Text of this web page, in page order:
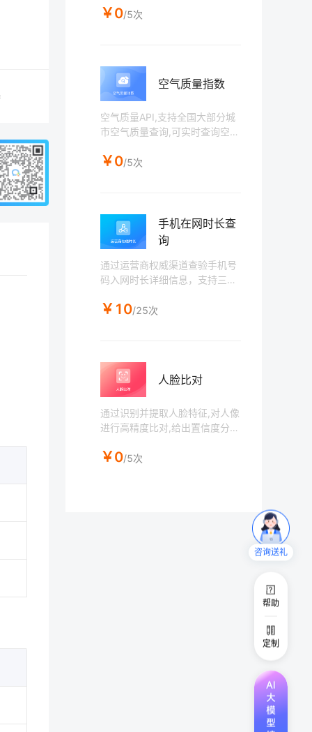
咨询送礼
帮助
定制
气压，穿衣、运动、洗车、感
时的时天气、气温，空气质量指
数、PM2.5指数等信息。
￥0/5次
空气质量指数
空气质量API,支持全国大部分城
市空气质量查询,可实时查询空气
量AQI指数,并给出空气质量级别
￥0/5次
手机在网时长查
询
通过运营商权威渠道查验手机号
码入网时长详细信息，支持三大
￥10/25次
人脸比对
通过识别并提取人脸特征,对人像
进行高精度比对,给出置信度分
片转base64工具：https://tool.
￥0/5次